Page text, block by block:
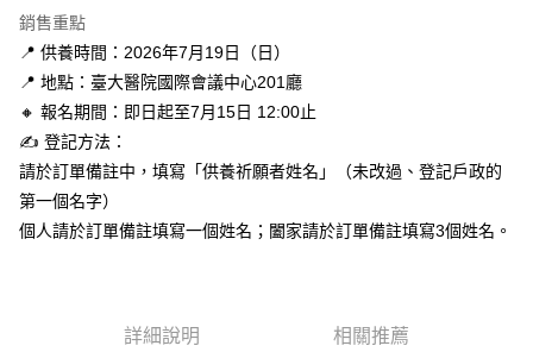
【關於「AFTEE先享後付」】
AFTEE先享後付是「在收到商品之後才付款」的支付方式。 讓您購物簡單
便利好安心！
１．簡單：不需註冊會員、不需綁卡、不需儲值。
２．便利：只要手機號碼，簡訊認證，即可結帳。
【「AFTEE先享後付」結帳流程】
１．於結帳方式選擇「AFTEE先享後付」後，將跳轉至「AFTEE先享後付」
結帳頁面，進行簡訊認證並確認金額後，即可完成結帳。
２．訂單成立數日內，您將收到繳費通知簡訊。
後付繳納相關費用。
本島-法事項目
免運費
離島-法事項目
免運費
銷售重點
📍 供養時間：2026年7月19日（日）
📍 地點：臺大醫院國際會議中心201廳
🔸 報名期間：即日起至7月15日 12:00止
✍️ 登記方法：
請於訂單備註中，填寫「供養祈願者姓名」（未改過、登記戶政的
第一個名字）
個人請於訂單備註填寫一個姓名；闔家請於訂單備註填寫3個姓名。
詳細說明 相關推薦